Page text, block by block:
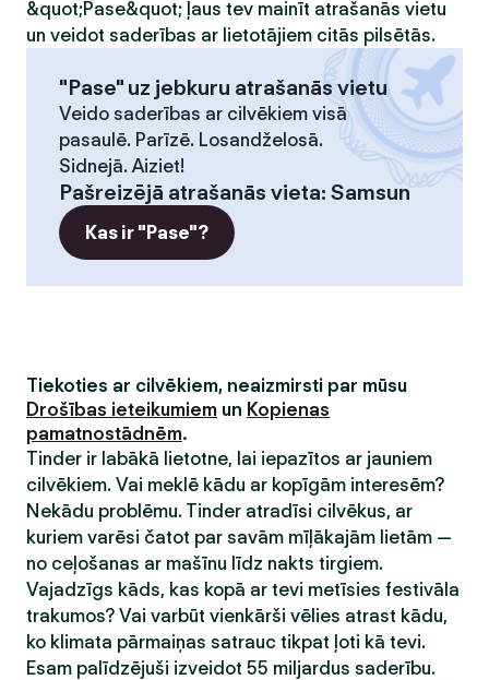
&quot;Pase&quot; ļaus tev mainīt atrašanās vietu
un veidot saderības ar lietotājiem citās pilsētās.
"Pase" uz jebkuru atrašanās vietu
Veido saderības ar cilvēkiem visā
pasaulē. Parīzē. Losandželosā.
Sidnejā. Aiziet!
Pašreizējā atrašanās vieta: Samsun
Kas ir "Pase"?
Tiekoties ar cilvēkiem, neaizmirsti par mūsu
Drošības ieteikumiem un Kopienas
pamatnostādnēm.
Tinder ir labākā lietotne, lai iepazītos ar jauniem
cilvēkiem. Vai meklē kādu ar kopīgām interesēm?
Nekādu problēmu. Tinder atradīsi cilvēkus, ar
kuriem varēsi čatot par savām mīļākajām lietām —
no ceļošanas ar mašīnu līdz nakts tirgiem.
Vajadzīgs kāds, kas kopā ar tevi metīsies festivāla
trakumos? Vai varbūt vienkārši vēlies atrast kādu,
ko klimata pārmaiņas satrauc tikpat ļoti kā tevi.
Esam palīdzējuši izveidot 55 miljardus saderību.